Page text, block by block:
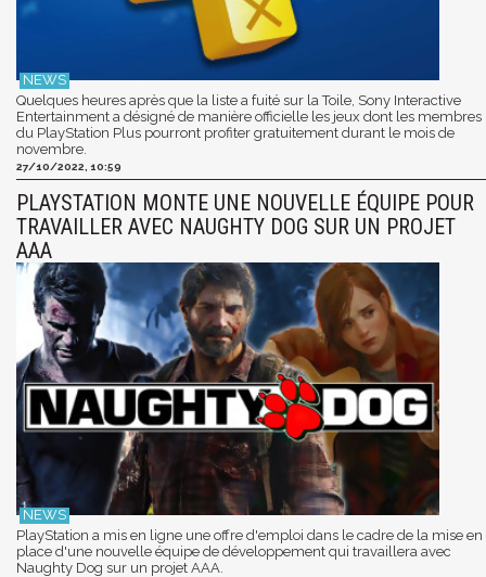
Quelques heures après que la liste a fuité sur la Toile, Sony Interactive
Entertainment a désigné de manière officielle les jeux dont les membres
du PlayStation Plus pourront profiter gratuitement durant le mois de
novembre.
27/10/2022, 10:59
PLAYSTATION MONTE UNE NOUVELLE ÉQUIPE POUR
TRAVAILLER AVEC NAUGHTY DOG SUR UN PROJET
AAA
PlayStation a mis en ligne une offre d'emploi dans le cadre de la mise en
place d'une nouvelle équipe de développement qui travaillera avec
Naughty Dog sur un projet AAA.